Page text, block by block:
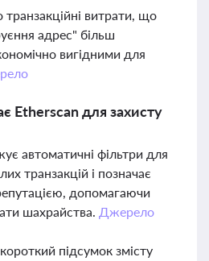
витрати, що
адрес" більш
вигідними для
Etherscan для захисту
автоматичні фільтри для
транзакцій і позначає
допомагаючи
шахрайства. Джерело
підсумок змісту